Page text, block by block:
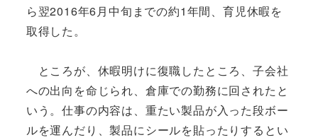
ら翌2016年6月中旬までの約1年間、育児休暇を
取得した。
ところが、休暇明けに復職したところ、子会社
への出向を命じられ、倉庫での勤務に回されたと
いう。仕事の内容は、重たい製品が入った段ボー
ルを運んだり、製品にシールを貼ったりするとい